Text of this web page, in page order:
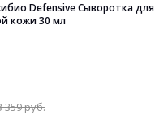
Defensive Сыворотка для
кожи 30 мл
359 руб.